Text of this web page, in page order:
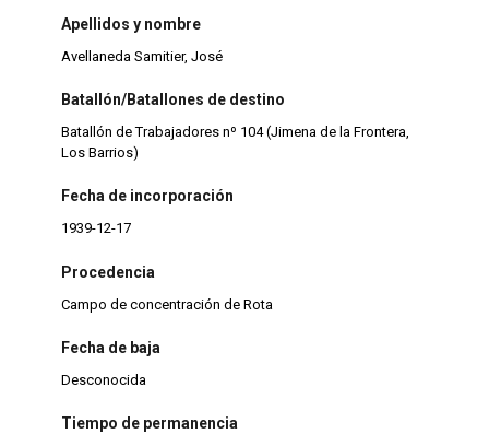
Apellidos y nombre
Avellaneda Samitier, José
Batallón/Batallones de destino
Batallón de Trabajadores nº 104 (Jimena de la Frontera,
Los Barrios)
Fecha de incorporación
1939-12-17
Procedencia
Campo de concentración de Rota
Fecha de baja
Desconocida
Tiempo de permanencia